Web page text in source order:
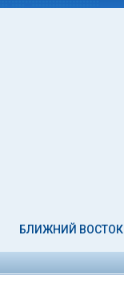
БЛИЖНИЙ ВОСТОК